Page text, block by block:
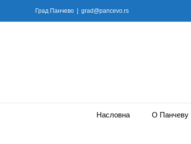
Град Панчево grad@pancevo.rs
Насловна О Панчеву